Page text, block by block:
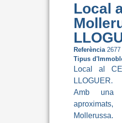
Local
Referència 2677
Tipus
Local al
LLOGUER.
Amb una
Mollerussa.